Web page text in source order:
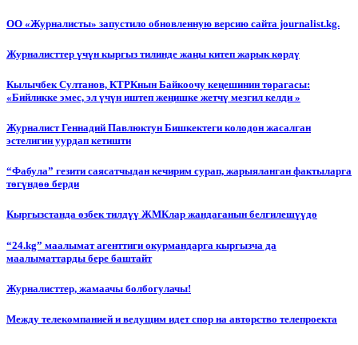
ОО «Журналисты» запустило обновленную версию сайта journalist.kg.
Журналисттер үчүн кыргыз тилинде жаңы китеп жарык көрдү
Кылычбек Султанов, КТРКнын Байкоочу кеңешинин төрагасы:
«Бийликке эмес, эл үчүн иштеп жеңишке жетчү мезгил келди »
Журналист Геннадий Павлюктун Бишкектеги колодон жасалган
эстелигин уурдап кетишти
“Фабула” гезити саясатчыдан кечирим сурап, жарыяланган фактыларга
төгүндөө берди
Кыргызстанда өзбек тилдүү ЖМКлар жандаганын белгилешүүдө
“24.kg” маалымат агенттиги окурмандарга кыргызча да
маалыматтарды бере баштайт
Журналисттер, жамаачы болбогулачы!
Между телекомпанией и ведущим идет спор на авторство телепроекта